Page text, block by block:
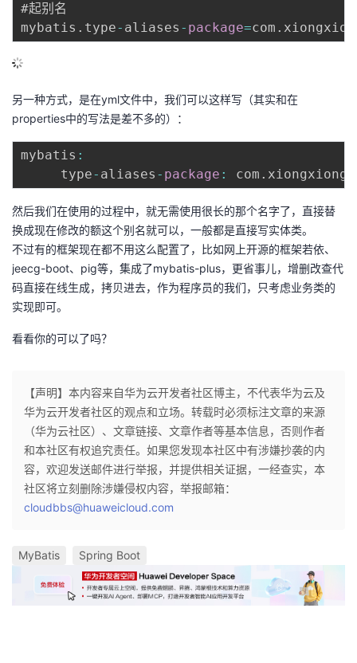
#起别名
mybatis . type- aliases - package=com .
另一种方式，是在yml文件中，我们可以这样写（其实和在
properties中的写法是差不多的）：
mybatis :
     type
- aliases - package : com . xiongxiong
然后我们在使用的过程中，就无需使用很长的那个名字了，直接替
换成现在修改的额这个别名就可以，一般都是直接写实体类。
不过有的框架现在都不用这么配置了，比如网上开源的框架若依、
jeecg-boot、pig等，集成了mybatis-plus，更省事儿，增删改查代
码直接在线生成，拷贝进去，作为程序员的我们，只考虑业务类的
实现即可。
看看你的可以了吗？
【声明】本内容来自华为云开发者社区博主，不代表华为云及
华为云开发者社区的观点和立场。转载时必须标注文章的来源
（华为云社区）、文章链接、文章作者等基本信息，否则作者
和本社区有权追究责任。如果您发现本社区中有涉嫌抄袭的内
容，欢迎发送邮件进行举报，并提供相关证据，一经查实，本
社区将立刻删除涉嫌侵权内容，举报邮箱：
cloudbbs@huaweicloud.com
MyBatis Spring Boot